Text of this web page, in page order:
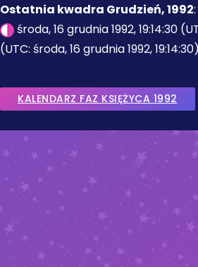
Ostatnia kwadra Grudzień, 1992:
środa, 16 grudnia 1992, 19:14:30
(UTC: środa, 16 grudnia 1992, 19:14:30)
KALENDARZ FAZ KSIĘŻYCA 1992